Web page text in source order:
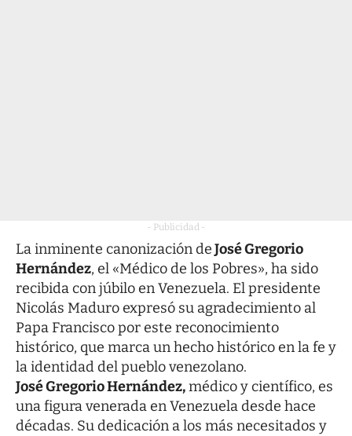
- Publicidad -
La inminente canonización deJosé Gregorio
Hernández, el «Médico de los Pobres», ha sido
recibida con júbilo en Venezuela. El presidente
Nicolás Maduro expresó su agradecimiento al
Papa Francisco por este reconocimiento
histórico, que marca un hecho histórico en la fe y
la identidad del pueblo venezolano.
José Gregorio Hernández,médico y científico, es
una figura venerada en Venezuela desde hace
décadas. Su dedicación a los más necesitados y